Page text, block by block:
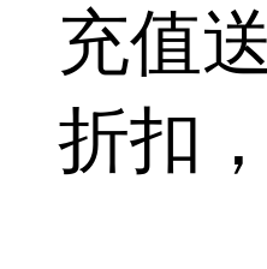
充值
折扣